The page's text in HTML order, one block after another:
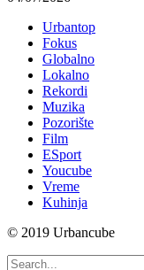
Urbantop
Fokus
Globalno
Lokalno
Rekordi
Muzika
Pozorište
Film
ESport
Youcube
Vreme
Kuhinja
© 2019 Urbancube